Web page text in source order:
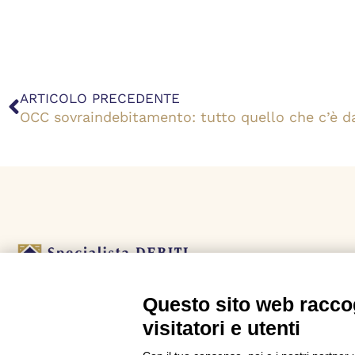
Precedente
ARTICOLO PRECEDENTE
OCC sovraindebitamento: tutto quello che c’è
L’agenzia Specialista Debiti è uno dei leader italiani
nella consulenza per le crisi da debito.
Questo sito web
visitatori e utenti